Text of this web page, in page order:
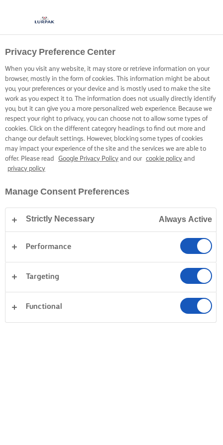
Privacy Preference Center
When you visit any website, it may store or retrieve information on your
browser, mostly in the form of cookies. This information might be about
you, your preferences or your device and is mostly used to make the site
work as you expect it to. The information does not usually directly identify
you, but it can give you a more personalized web experience. Because we
respect your right to privacy, you can choose not to allow some types of
cookies. Click on the different category headings to find out more and
change our default settings. However, blocking some types of cookies
may impact your experience of the site and the services we are able to
offer. Please read
Google Privacy Policy and our cookie policy and
privacy policy
Manage Consent Preferences
Strictly Necessary Always Active
Performance
Targeting
Functional